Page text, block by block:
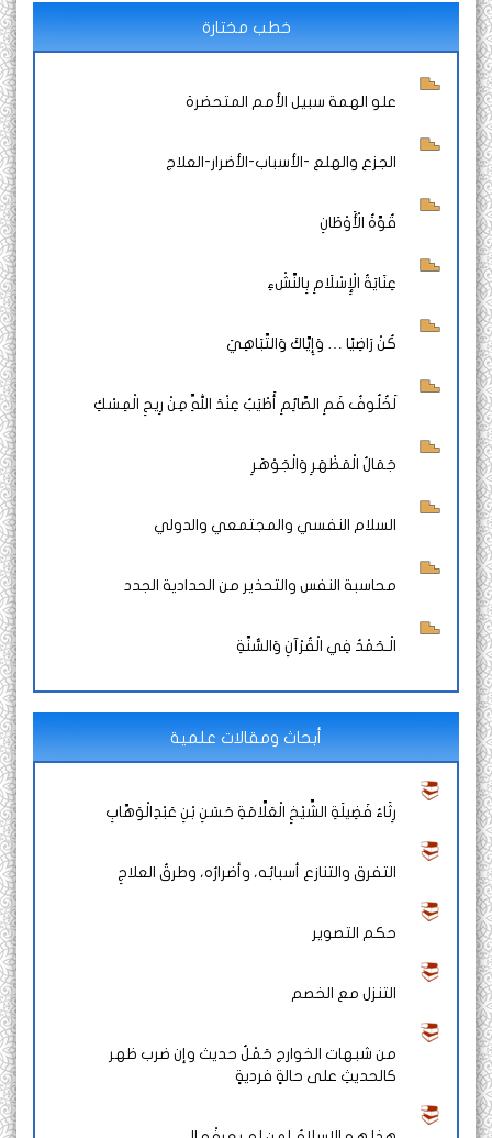
خطب مختارة
علو الهمة سبيل الأمم المتحضرة
الجزع والهلع -الأسباب-الأضرار-العلاج
قُوَّةُ الْأَوْطَانِ
عِنَايَةُ الْإِسْلَامِ بِالنَّشْءِ
كُنْ رَاضِيًا … وَإِيَّاكَ وَالتَّبَاهِيَ
لَخُلُوفُ فَمِ الصَّائِمِ أَطْيَبُ عِنْدَ اللَّهِ مِنْ رِيحِ الْمِسْكِ
جَمَالُ الْمَظْهَرِ وَالْجَوْهَرِ
السلام النفسي والمجتمعي والدولي
محاسبة النفس والتحذير من الحدادية الجدد
الْـحَمْدُ فِي الْقُرْآنِ وَالسُّنَّةِ
أبحاث ومقالات علمية
رِثَاءُ فَضِيلَةِ الشَّيْخِ الْعَلَّامَةِ حَسَنِ بْنِ عَبْدِالْوَهَّابِ
التفرق والتنازع أسبابُه، وأضرارُه، وطرقُ العلاجِ
حكم التصوير
التنزل مع الخصم
من شبهات الخوارج حَمْلُ حديث وإن ضرب ظهر
كالحديثِ على حالةٍ فرديةٍ